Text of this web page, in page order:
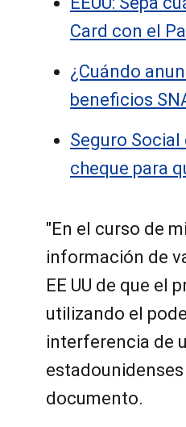
Card con el
¿Cuándo
beneficios
Seguro Social
cheque para
"En el curso de
información de
EE UU de que el
utilizando el
interferencia de
estadounidenses
documento.